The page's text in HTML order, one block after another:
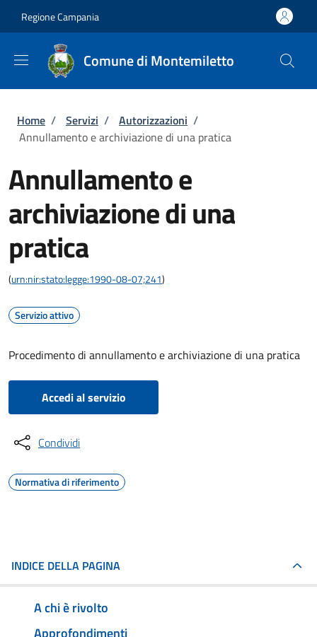
Regione Campania
Comune di Montemiletto
Briciole di pane
Home / Servizi / Autorizzazioni /
Annullamento e archiviazione di una pratica
Annullamento e
archiviazione di una
pratica
(urn:nir:stato:legge:1990-08-07;241)
Servizio attivo
Procedimento di annullamento e archiviazione di una pratica
Accedi al servizio
Condividi
Normativa di riferimento
INDICE DELLA PAGINA
A chi è rivolto
Approfondimenti